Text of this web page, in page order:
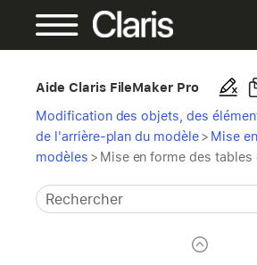
Aide Claris FileMaker Pro
Modification des objets, des
de l'arrière-plan du modèle> Mise
modèles > Mise en forme des tables